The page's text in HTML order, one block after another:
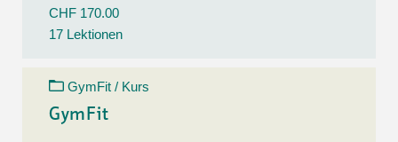
CHF 170.00
17 Lektionen
GymFit / Kurs
GymFit